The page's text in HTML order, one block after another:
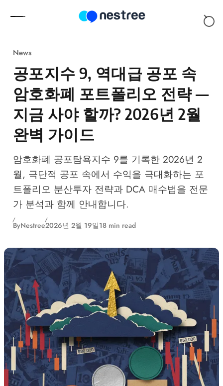
News
공포지수 9, 역대급 공포 속
암호화폐 포트폴리오 전략 —
지금 사야 할까? 2026년 2월
완벽 가이드
암호화폐 공포탐욕지수 9를 기록한 2026년 2
월, 극단적 공포 속에서 수익을 극대화하는 포
트폴리오 분산투자 전략과 DCA 매수법을 전문
가 분석과 함께 안내합니다.
ByNestree2026년 2월 19일18 min read